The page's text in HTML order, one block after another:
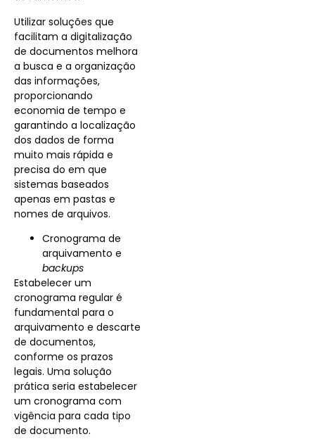
Utilizar soluções que
facilitam a digitalização
de documentos melhora
a busca e a organização
das informações,
proporcionando
economia de tempo e
garantindo a localização
dos dados de forma
muito mais rápida e
precisa do em que
sistemas baseados
apenas em pastas e
nomes de arquivos.
Cronograma de
arquivamento e
backups
Estabelecer um
cronograma regular é
fundamental para o
arquivamento e descarte
de documentos,
conforme os prazos
legais. Uma solução
prática seria estabelecer
um cronograma com
vigência para cada tipo
de documento.